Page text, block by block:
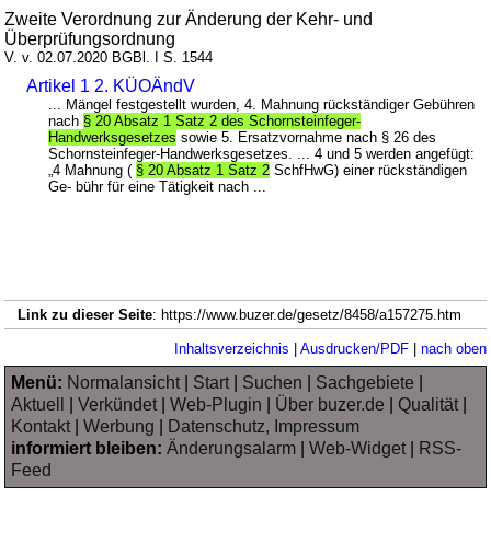
Zweite Verordnung zur Änderung der Kehr- und
Überprüfungsordnung
V. v. 02.07.2020 BGBl. I S. 1544
Artikel 1 2. KÜOÄndV
... Mängel festgestellt wurden, 4. Mahnung rückständiger Gebühren
nach § 20 Absatz 1 Satz 2 des Schornsteinfeger-
Handwerksgesetzes sowie 5. Ersatzvornahme nach § 26 des
Schornsteinfeger-Handwerksgesetzes. ... 4 und 5 werden angefügt:
„4 Mahnung ( § 20 Absatz 1 Satz 2 SchfHwG) einer rückständigen
Ge- bühr für eine Tätigkeit nach ...
Link zu dieser Seite: https://www.buzer.de/gesetz/8458/a157275.htm
Inhaltsverzeichnis Ausdrucken/PDF| nach oben
Menü: Normalansicht| Start| Suchen Sachgebiete
Aktuell
|Verkündet|Web-Plugin Über buzer.de |Qualität|
Kontakt|Werbung
Datenschutz, Impressum
informiert bleiben: Änderungsalarm |Web-Widget|
RSS-
Feed